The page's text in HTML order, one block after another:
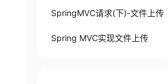
SpringMVC请求(下)-文件上传
Spring MVC实现文件上传